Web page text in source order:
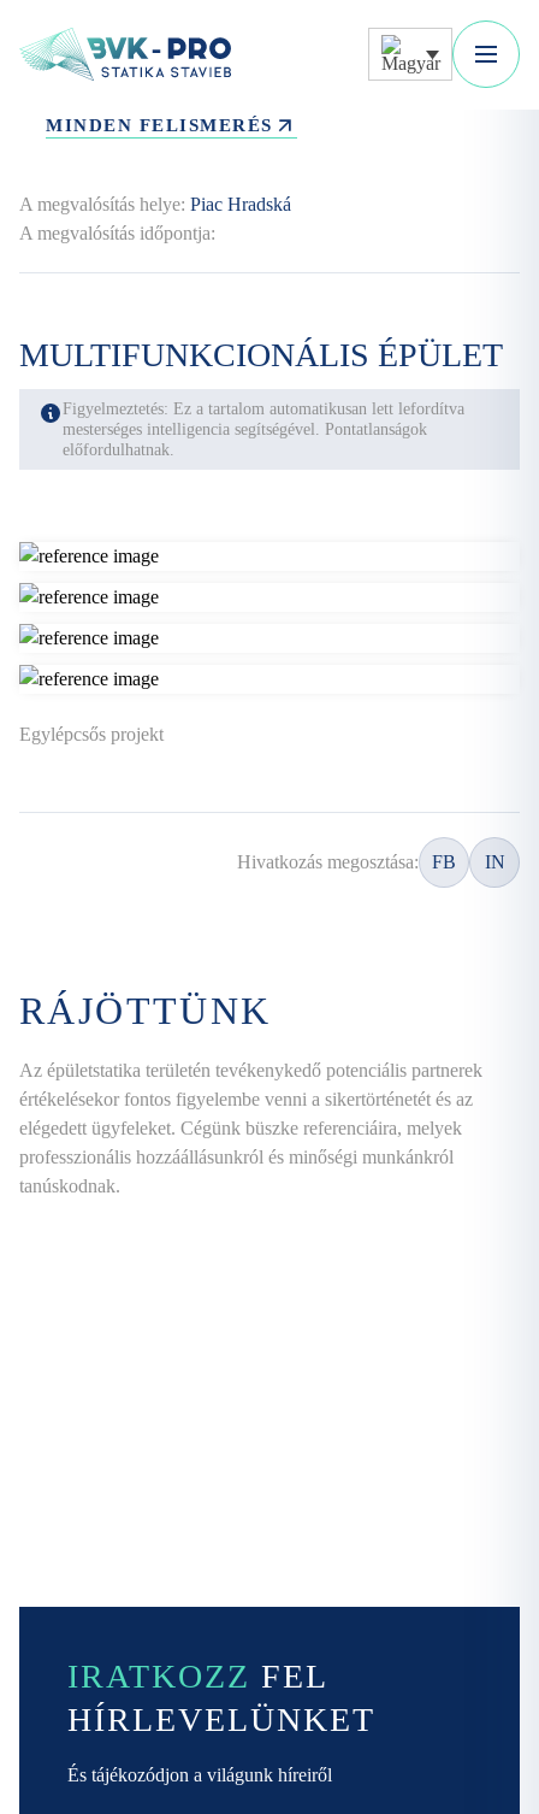
MINDEN FELISMERÉS
A megvalósítás időpontja:
A megvalósítás helye: Piac Hradská
MULTIFUNKCIONÁLIS ÉPÜLET
Figyelmeztetés: Ez a tartalom automatikusan lett lefordítva
mesterséges intelligencia segítségével. Pontatlanságok
előfordulhatnak.
Egylépcsős projekt
Hivatkozás megosztása: FB IN
RÁJÖTTÜNK
Az épületstatika területén tevékenykedő potenciális partnerek
értékelésekor fontos figyelembe venni a sikertörténetét és az
elégedett ügyfeleket. Cégünk büszke referenciáira, melyek
professzionális hozzáállásunkról és minőségi munkánkról
tanúskodnak.
IRATKOZZ FEL
HÍRLEVELÜNKET
És tájékozódjon a világunk híreiről